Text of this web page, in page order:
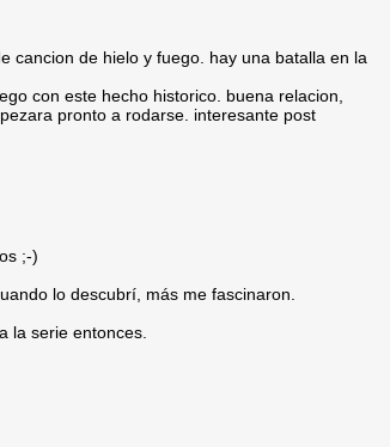
cancion de hielo y fuego. hay una batalla en la
con este hecho historico. buena relacion,
pronto a rodarse. interesante post
;-)
lo descubrí, más me fascinaron.
la serie entonces.